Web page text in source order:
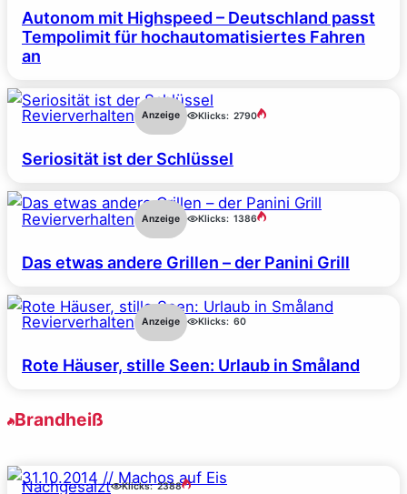
Autonom mit Highspeed – Deutschland passt
Tempolimit für hochautomatisiertes Fahren
an
Revierverhalten Anzeige Klicks: 2790
Seriosität ist der Schlüssel
Revierverhalten Anzeige Klicks: 1386
Das etwas andere Grillen – der Panini Grill
Revierverhalten Anzeige Klicks: 60
Rote Häuser, stille Seen: Urlaub in Småland
Brandheiß
Nachgesalzt Klicks: 2388